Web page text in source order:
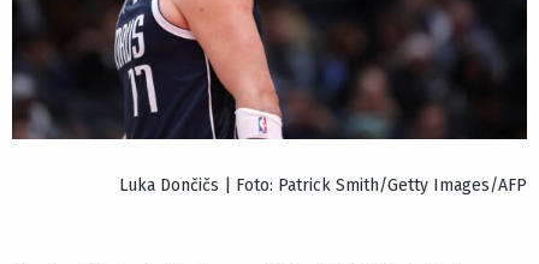
Luka Dončičs | Foto: Patrick Smith/Getty Images/AFP